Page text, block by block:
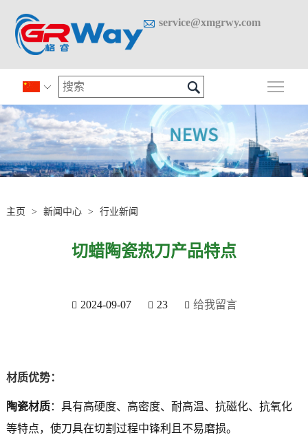
 service@xmgrwy.com
 
主页 > 新闻中心 > 行业新闻
切蜡陶瓷热刀产品特点
2024-09-07 23 给我留言
材质优势：
陶瓷材质：具有高硬度、高密度、耐高温、抗磁化、抗氧化
等特点，使刀具在切割过程中锋利且不易磨损。